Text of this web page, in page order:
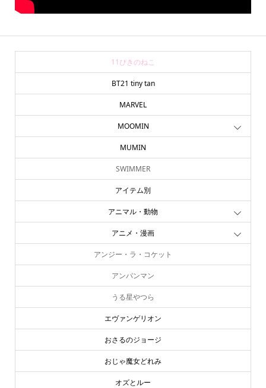
11ぴきのねこ
BT21 tiny tan
MARVEL
MOOMIN
MUMIN
SWIMMER
アイテム別
アニマル・動物
アニメ・漫画
アンジー・ラ・コケット
アンパンマン
うる星やつら
エヴァンゲリオン
おさるのジョージ
おじゃ魔女どれみ
オズとルー